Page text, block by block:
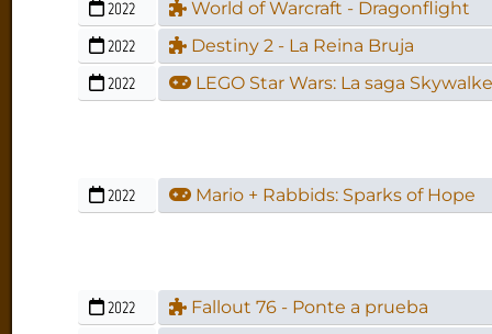
2022
World of Warcraft - Dragonflight
2022
Destiny 2 - La Reina Bruja
2022
LEGO Star Wars: La saga
2022 Mario + Rabbids: Sparks of Hope
2022
Fallout 76 - Ponte a prueba